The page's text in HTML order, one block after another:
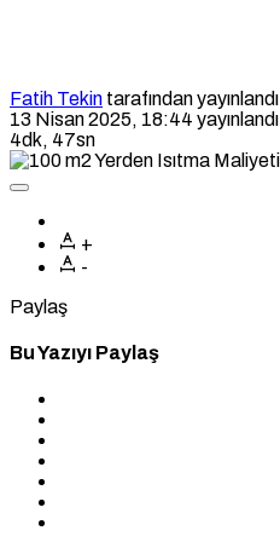
Fatih Tekin tarafından yayınlandı
13 Nisan 2025, 18:44 yayınlandı
4dk, 47sn
+
-
Paylaş
Bu Yazıyı Paylaş